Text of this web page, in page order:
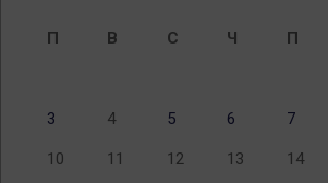
П
В С Ч П
3 4 5 6 7
10 11 12 13 14